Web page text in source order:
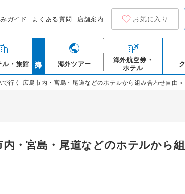
ガイド よくある質問 店舗案内 お気に入り
ル・旅館 海外ツアー
海外航空券・
ホテル
行く 広島市内・宮島・尾道などのホテルから組み合わせ自由
・宮島・尾道などのホテルから